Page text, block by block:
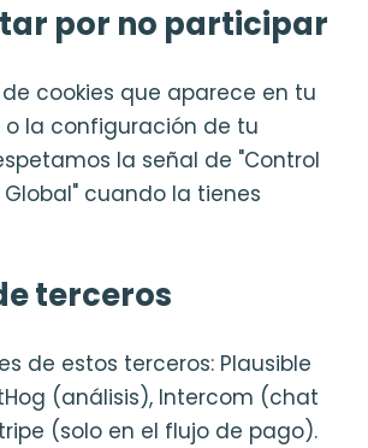
por no participar
cookies que aparece en tu
o la configuración de tu
la señal de "Control
cuando la tienes
terceros
de estos terceros: Plausible
(análisis), Intercom (chat
(solo en el flujo de pago).